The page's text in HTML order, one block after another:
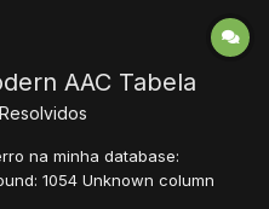
AAC Tabela
Resolvidos
na minha database:
1054 Unknown column